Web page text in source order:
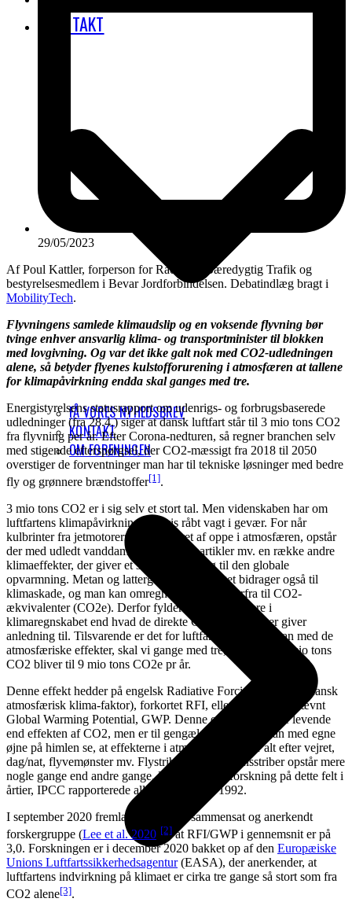
KONTAKT
FÅ VORES NYHEDSBREV
KONTAKT
OM FORENINGEN
29/05/2023
Af Poul Kattler, forperson for Rådet for Bæredygtig Trafik og
bestyrelsesmedlem i Bevar Jordforbindelsen. Debatindlæg bragt i
MobilityTech.
Flyvningens samlede klimaudslip og en voksende flyvning bør
tvinge enhver ansvarlig klima- og transportminister til blokken
med lovgivning. Og var det ikke galt nok med CO2-udledningen
alene, så betyder flyenes kulstofforurening i atmosfæren at tallene
for klimapåvirkning endda skal ganges med tre.
Energistyrelsens statusrapport om udenrigs- og forbrugsbaserede
udledninger (fra 28.4.) siger at dansk luftfart står til 3 mio tons CO2
fra flyvning per år. Efter Corona-nedturen, så regner branchen selv
med stigende efterspørgsel, der CO2-mæssigt fra 2018 til 2050
overstiger de forventninger man har til tekniske løsninger med bedre
fly og grønnere brændstoffer[1].
3 mio tons CO2 er i sig selv et stort tal. Men videnskaben har om
luftfartens klimapåvirkning i årevis råbt vagt i gevær. For når
kulbrinter fra jetmotorerne bliver fyret af oppe i atmosfæren, opstår
der med udledt vanddamp, NOX, sodpartikler mv. en række andre
klimaeffekter, der giver et stort nettobidrag til den globale
opvarmning. Metan og lattergas fra landbruget bidrager også til
klimaskade, og man kan omregne effekterne herfra til CO2-
ækvivalenter (CO2e). Derfor fylder landbruget mere i
klimaregnskabet end hvad de direkte CO2-udledninger giver
anledning til. Tilsvarende er det for luftfarten. Regner man med de
atmosfæriske effekter, skal vi gange med tre, dvs. at de 3 mio tons
CO2 bliver til 9 mio tons CO2e pr år.
Denne effekt hedder på engelsk Radiative Forcing Index (på dansk
atmosfærisk klima-faktor), forkortet RFI, eller oftere nu benævnt
Global Warming Potential, GWP. Denne effekt er kortere levende
end effekten af CO2, men er til gengæld kraftig. Du kan med egne
øjne på himlen se, at effekterne i atmosfæren skifter alt efter vejret,
dag/nat, flyvemønster mv. Flystriber eller kondensstriber opstår mere
nogle gange end andre gange. Der har været forskning på dette felt i
årtier, IPCC rapporterede allerede om det i 1992.
I september 2020 fremlagde en bredt sammensat og anerkendt
forskergruppe (Lee et al. 2020 [2]at RFI/GWP i gennemsnit er på
3,0. Forskningen er i december 2020 bakket op af den Europæiske
Unions Luftfartssikkerhedsagentur(EASA), der anerkender, at
luftfartens indvirkning på klimaet er cirka tre gange så stort som fra
CO2 alene[3].